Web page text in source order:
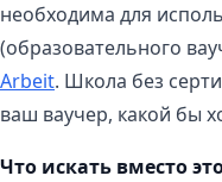
необходима для
(образовательного
Arbeit. Школа без
ваш ваучер, какой бы
Что искать вместо